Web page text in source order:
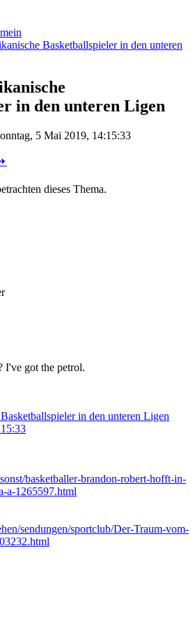
Basketballspieler in den unteren
in den unteren Ligen
5 Mai 2019, 14:15:33
dieses Thema.
I've got the petrol.
in den unteren Ligen
basketballer-brandon-robert-hofft-in-
a-1265597.html
sendungen/sportclub/Der-Traum-vom-